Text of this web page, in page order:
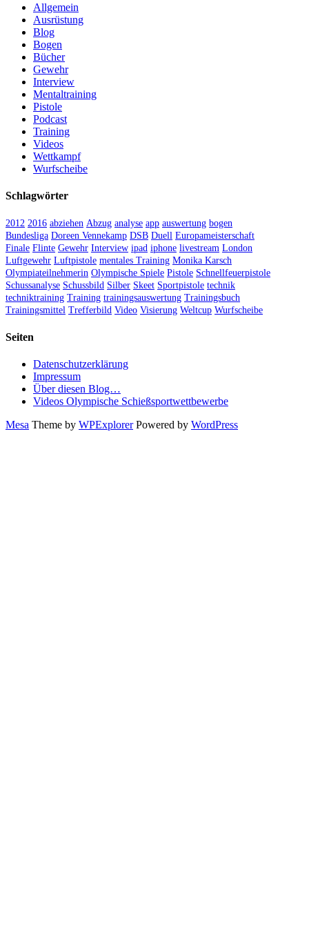
Allgemein
Ausrüstung
Blog
Bogen
Bücher
Gewehr
Interview
Mentaltraining
Pistole
Podcast
Training
Videos
Wettkampf
Wurfscheibe
Schlagwörter
2012 2016 abziehen Abzug analyse app auswertung bogen
Bundesliga Doreen Vennekamp DSB Duell Europameisterschaft
Finale Flinte Gewehr Interview ipad iphone livestream London
Luftgewehr Luftpistole mentales Training Monika Karsch
Olympiateilnehmerin Olympische Spiele Pistole Schnellfeuerpistole
Schussanalyse Schussbild Silber Skeet Sportpistole technik
techniktraining Training trainingsauswertung Trainingsbuch
Trainingsmittel Trefferbild Video Visierung Weltcup Wurfscheibe
Seiten
Datenschutzerklärung
Impressum
Über diesen Blog…
Videos Olympische Schießsportwettbewerbe
Mesa Theme by WPExplorerPowered by WordPress